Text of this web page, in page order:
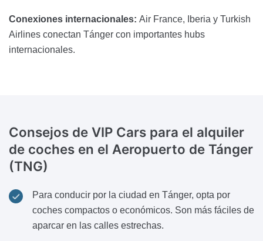
Conexiones internacionales: Air France, Iberia y Turkish
Airlines conectan Tánger con importantes hubs
internacionales.
Consejos de VIP Cars para el alquiler
de coches en el Aeropuerto de Tánger
(TNG)
Para conducir por la ciudad en Tánger, opta por
coches compactos o económicos. Son más fáciles de
aparcar en las calles estrechas.